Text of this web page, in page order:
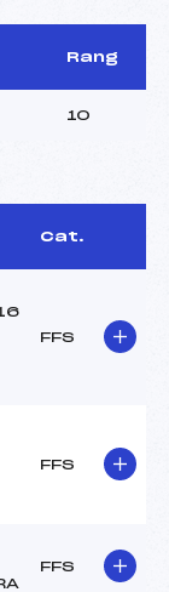
Rang
10
Cat.
FFS
FFS
FFS